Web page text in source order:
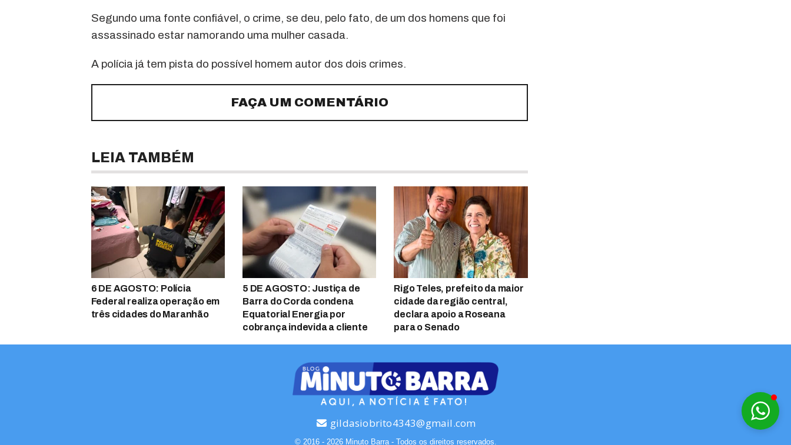
Segundo uma fonte confiável, o crime, se deu, pelo fato, de um dos homens que foi
assassinado estar namorando uma mulher casada.
A polícia já tem pista do possível homem autor dos dois crimes.
FAÇA UM COMENTÁRIO
LEIA TAMBÉM
6 DE AGOSTO: Polícia
Federal realiza operação em
três cidades do Maranhão
5 DE AGOSTO: Justiça de
Barra do Corda condena
Equatorial Energia por
cobrança indevida a cliente
Rigo Teles, prefeito da maior
cidade da região central,
declara apoio a Roseana
para o Senado
gildasiobrito4343@gmail.com
© 2016 - 2026 Minuto Barra - Todos os direitos reservados.